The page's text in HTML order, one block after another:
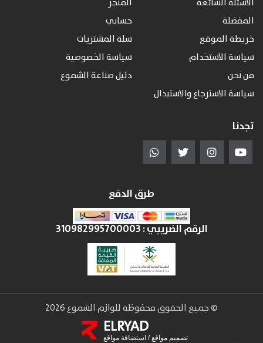
المفضلة
حسابي
خريطة الموقع
سلة المشتريات
سياسة الاستخدام
سياسة الخصوصية
من نحن
دليل صناعة الشموع
سياسة الاسترجاع والاستبدال
تجدنا
طرق الدفع
الرقم الضريبي :310982995700003
© جميع الحقوق محفوظة للوازم الشموع 2026
ELRYADتصميم مواقع/ استضافة مواقع